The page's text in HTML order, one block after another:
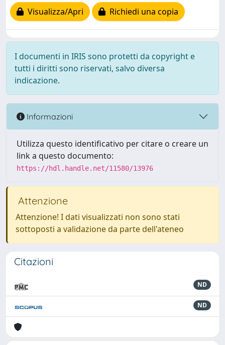
Visualizza/Apri
Richiedi una copia
I documenti in IRIS sono protetti da copyright e
tutti i diritti sono riservati, salvo diversa
indicazione.
Informazioni
Utilizza questo identificativo per citare o creare un
link a questo documento:
https://hdl.handle.net/11580/13976
Attenzione
Attenzione! I dati visualizzati non sono stati
sottoposti a validazione da parte dell'ateneo
Citazioni
ND
ND